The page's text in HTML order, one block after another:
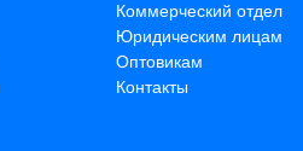
Коммерческий отдел
Юридическим лицам
Оптовикам
Контакты